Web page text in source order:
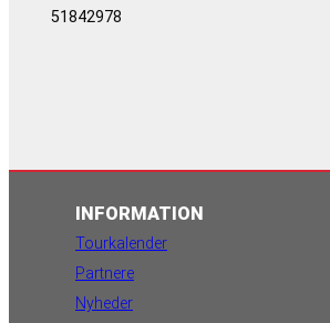
51842978
INFORMATION
Tourkalender
Partnere
Nyheder